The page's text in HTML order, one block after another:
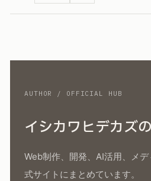
AUTHOR / OFFICIAL HUB
イシカワヒデカズ
Web制作、開発、AI活用、メ
式サイトにまとめています。